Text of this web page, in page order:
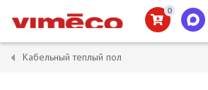
0
Кабельный теплый пол